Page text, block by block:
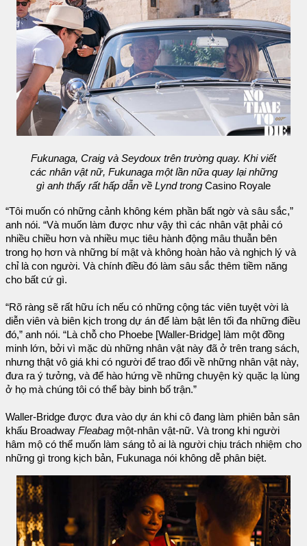
Fukunaga, Craig và Seydoux trên trường quay. Khi viết
các nhân vật nữ, Fukunaga một lần nữa quay lại những
gì anh thấy rất hấp dẫn về Lynd trong Casino Royale
“Tôi muốn có những cảnh không kém phần bất ngờ và sâu sắc,”
anh nói. “Và muốn làm được như vậy thì các nhân vật phải có
nhiều chiều hơn và nhiều mục tiêu hành động mâu thuẫn bên
trong họ hơn và những bí mật và không hoàn hảo và nghịch lý và
chỉ là con người. Và chính điều đó làm sâu sắc thêm tiềm năng
cho bất cứ gì.
“Rõ ràng sẽ rất hữu ích nếu có những cộng tác viên tuyệt vời là
diễn viên và biên kịch trong dự án để làm bật lên tối đa những điều
đó,” anh nói. “Là chỗ cho Phoebe [Waller-Bridge] làm một đồng
minh lớn, bởi vì mặc dù những nhân vật này đã ở trên trang sách,
nhưng thật vô giá khi có người để trao đổi về những nhân vật này,
đưa ra ý tưởng, và để hào hứng về những chuyện kỳ quặc lạ lùng
ở họ mà chúng tôi có thể bày binh bố trận.”
Waller-Bridge được đưa vào dự án khi cô đang làm phiên bản sân
khấu Broadway Fleabag một-nhân vật-nữ. Và trong khi người
hâm mộ có thể muốn làm sáng tỏ ai là người chịu trách nhiệm cho
những gì trong kịch bản, Fukunaga nói không dễ phân biệt.